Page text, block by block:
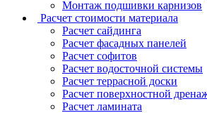
Монтаж подшивки карнизов
Расчет стоимости материала
Расчет сайдинга
Расчет фасадных панелей
Расчет софитов
Расчет водосточной системы
Расчет террасной доски
Расчет поверхностной
Расчет ламината